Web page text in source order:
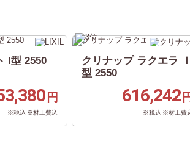
I型 2550
円
※税込 ※材工費込
クリナップ ラクエラ Ｉ
型 2550
616,242
※税込 ※材工費